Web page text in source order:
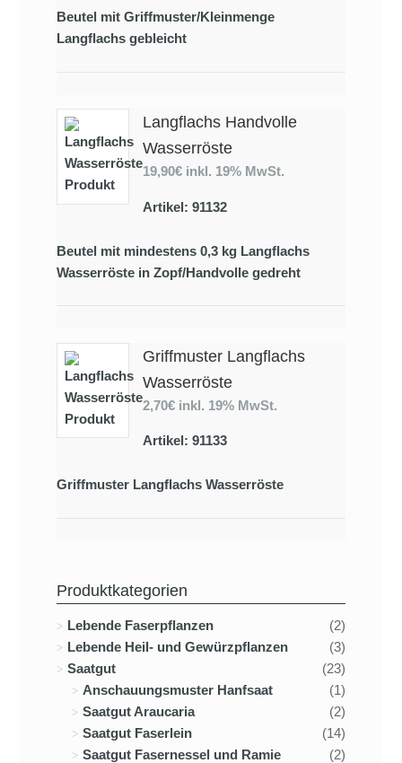
Beutel mit Griffmuster/Kleinmenge
Langflachs gebleicht
Langflachs Handvolle
Wasserröste
19,90€ inkl. 19% MwSt.
Artikel: 91132
Beutel mit mindestens 0,3 kg Langflachs
Wasserröste in Zopf/Handvolle gedreht
Griffmuster Langflachs
Wasserröste
2,70€ inkl. 19% MwSt.
Artikel: 91133
Griffmuster Langflachs Wasserröste
Produktkategorien
Lebende Faserpflanzen
(2)
Lebende Heil- und Gewürzpflanzen
(3)
Saatgut
(23)
Anschauungsmuster Hanfsaat
(1)
Saatgut Araucaria
(2)
Saatgut Faserlein
(14)
Saatgut Fasernessel und Ramie
(2)